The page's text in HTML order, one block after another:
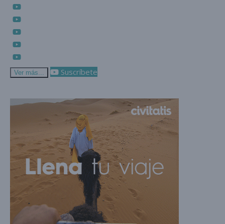
Ver más... Suscríbete